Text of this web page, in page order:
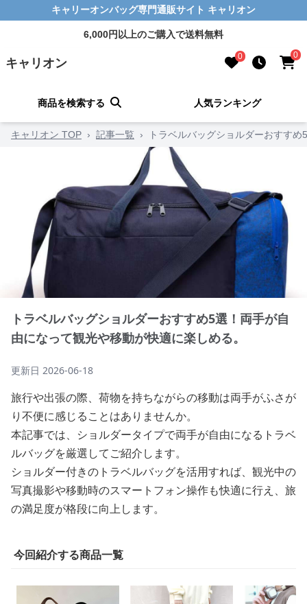
キャリーオンバッグ専門通販サイト キャリオン
6,000円以上のご購入で送料無料
キャリオン 0 0
商品を検索する 人気ランキング
キャリオン TOP › 記事一覧 › トラベルバッグショルダーおすす
トラベルバッグショルダーおすすめ5選！両手が自
由になって観光や移動が快適に楽しめる。
更新日 2026-06-18
旅行や出張の際、荷物を持ちながらの移動は両手がふさが
り不便に感じることはありませんか。
本記事では、ショルダータイプで両手が自由になるトラベ
ルバッグを厳選してご紹介します。
ショルダー付きのトラベルバッグを活用すれば、観光中の
写真撮影や移動時のスマートフォン操作も快適に行え、旅
の満足度が格段に向上します。
今回紹介する商品一覧